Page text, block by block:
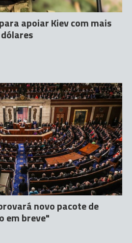
apoiar Kiev com mais
novo pacote de
em breve"